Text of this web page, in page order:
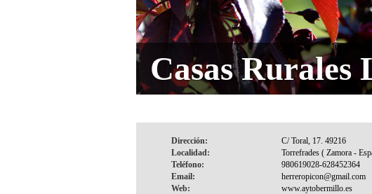
Casas Rurales
Dirección:
Localidad:
Teléfono:
Email:
Web: